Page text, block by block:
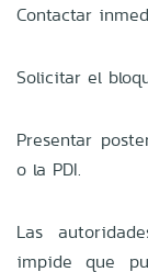
Contactar
Solicitar el
Presentar
o la PDI.
Las
impide que